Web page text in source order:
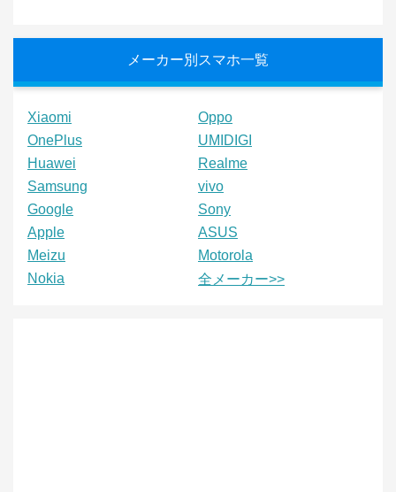
メーカー別スマホ一覧
Xiaomi
Oppo
OnePlus
UMIDIGI
Huawei
Realme
Samsung
vivo
Google
Sony
Apple
ASUS
Meizu
Motorola
Nokia
全メーカー>>